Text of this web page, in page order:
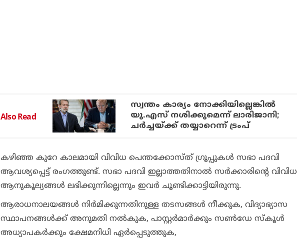
Also Read
സ്വന്തം കാര്യം നോക്കിയില്ലെങ്കില്‍
യു.എസ് നശിക്കുമെന്ന് ലാരിജാനി;
ചര്‍ച്ചയ്ക്ക് തയ്യാറെന്ന് ട്രംപ്
കഴിഞ്ഞ കുറേ കാലമായി വിവിധ പെന്തക്കോസ്ത് ഗ്രൂപ്പുകള്‍ സഭാ പദവി
ആവശ്യപ്പെട്ട് രംഗത്തുണ്ട്. സഭാ പദവി ഇല്ലാത്തതിനാല്‍ സര്‍ക്കാരിന്റെ വിവിധ
ആനുകൂല്യങ്ങള്‍ ലഭിക്കുന്നില്ലെന്നും ഇവര്‍ ചൂണ്ടിക്കാട്ടിയിരുന്നു.
ആരാധനാലയങ്ങള്‍ നിര്‍മിക്കുന്നതിനുള്ള തടസങ്ങള്‍ നീക്കുക, വിദ്യാഭ്യാസ
സ്ഥാപനങ്ങള്‍ക്ക് അനുമതി നല്‍കുക, പാസ്റ്റര്‍മാര്‍ക്കും സണ്‍ഡേ സ്‌കൂള്‍
അധ്യാപകര്‍ക്കും ക്ഷേമനിധി ഏര്‍പ്പെടുത്തുക,